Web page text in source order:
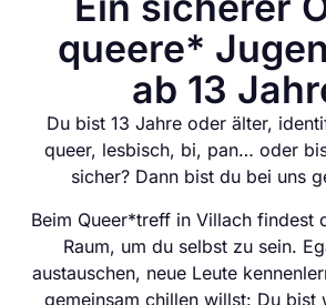
queere*
ab 13
Du bist 13 Jahre oder älter,
queer, lesbisch, bi, pan… oder
sicher? Dann bist du bei uns
Beim Queer*treff in Villach findest
Raum, um du selbst zu sein.
austauschen, neue Leute
gemeinsam chillen willst: Du bist